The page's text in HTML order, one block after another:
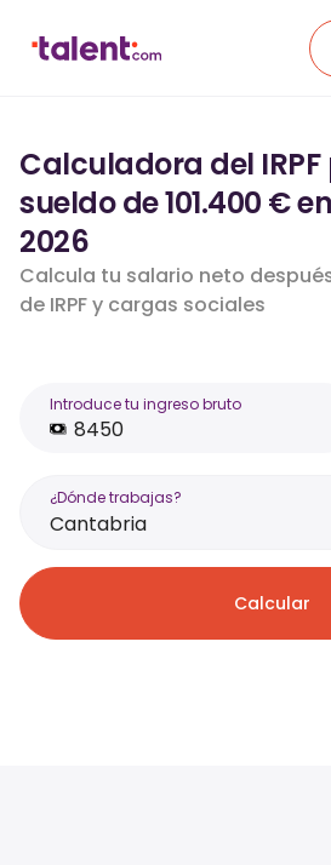
Calculadora del
sueldo de 101.400 €
2026
Calcula tu salario neto
de IRPF y cargas sociales
Introduce tu ingreso bruto
¿Dónde trabajas?
Cantabria
Calcular